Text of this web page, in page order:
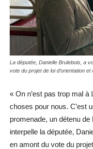
La députée, Danielle Brulebois, a
vote du projet de loi d’orientation
« On n’est pas trop mal
choses pour nous. C’est
promenade, un détenu de
interpelle la députée,
en amont du vote du